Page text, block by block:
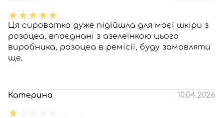
Ця сироватка дуже підійшла для моєї шкіри з
розоцеа, впоєднані з азелеїнкою цього
виробника, розоцеа в ремісії, буду замовляти
ще.
Катерина 10.04.2026